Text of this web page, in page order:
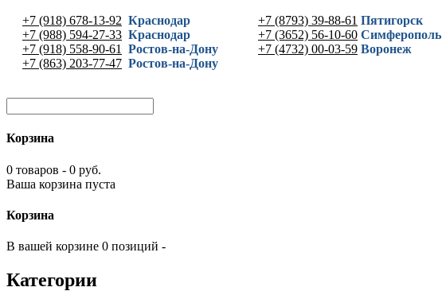
+7 (918) 678-13-92 Краснодар
+7 (988) 594-27-33 Краснодар
+7 (918) 558-90-61
Ростов-на-Дону
+7 (863) 203-77-47 Ростов-на-Дону
+7 (8793) 39-88-61 Пятигорск
+7 (3652) 56-10-60 Симферополь
+7 (4732) 00-03-59 Воронеж
Корзина
0 товаров - 0 руб.
Ваша корзина пуста
Корзина
В вашей корзине 0 позиций -
Категории